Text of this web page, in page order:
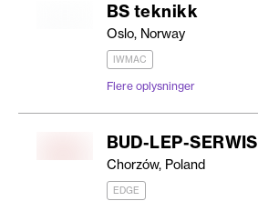
BS teknikk
Oslo, Norway
IWMAC
Flere oplysninger
BUD-LEP-SERWIS
Chorzów, Poland
EDGE